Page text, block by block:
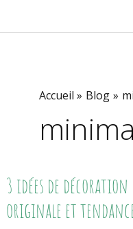
Accueil Blog
3 idées de
originale et
3
Idées
De
Décoration